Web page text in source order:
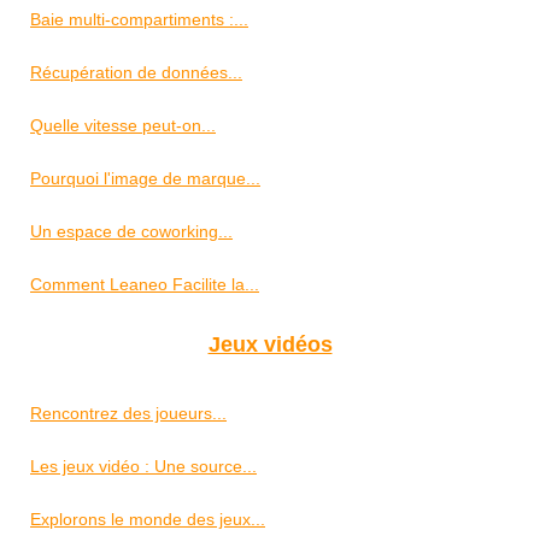
Baie multi-compartiments :...
Récupération de données...
Quelle vitesse peut-on...
Pourquoi l'image de marque...
Un espace de coworking...
Comment Leaneo Facilite la...
Jeux vidéos
Rencontrez des joueurs...
Les jeux vidéo : Une source...
Explorons le monde des jeux...